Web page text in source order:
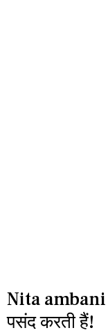
Nita ambani
पसंद करती हैं!